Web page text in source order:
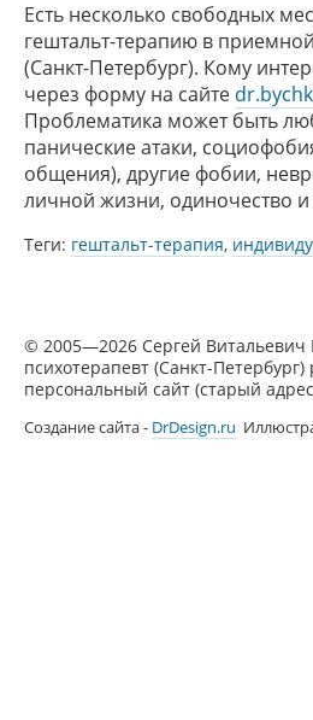
Есть несколько свободных
гештальт-терапию в
(Санкт-Петербург). Кому
через форму на сайте
Проблематика может быть
панические атаки,
общения), другие фобии,
личной жизни, одиночество и
Теги: гештальт-терапия,
© 2005—2026 Сергей Витальевич
психотерапевт (Санкт-
персональный сайт (старый
Создание сайта - DrDesign.ru